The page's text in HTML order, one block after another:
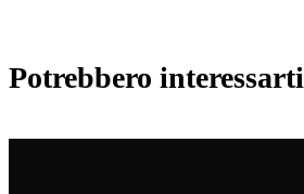
Potrebbero interessarti